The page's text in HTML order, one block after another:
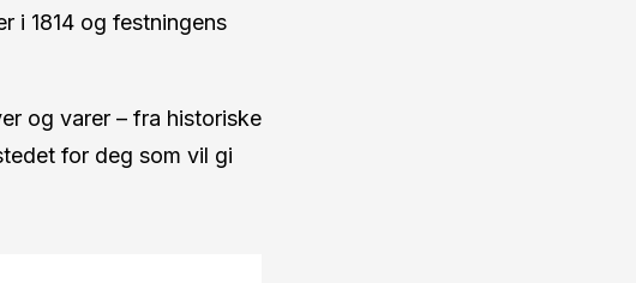
i 1814 og festningens
og varer – fra historiske
for deg som vil gi